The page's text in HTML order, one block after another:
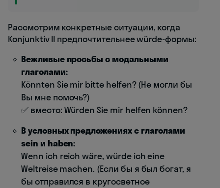
Рассмотрим конкретные ситуации, когда
Konjunktiv II предпочтительнее würde-формы:
Вежливые просьбы с модальными
глаголами:
Könnten Sie mir bitte helfen? (Не могли бы
Вы мне помочь?)
✅ вместо: Würden Sie mir helfen können?
В условных предложениях с глаголами
sein и haben:
Wenn ich reich wäre, würde ich eine
Weltreise machen. (Если бы я был богат, я
бы отправился в кругосветное